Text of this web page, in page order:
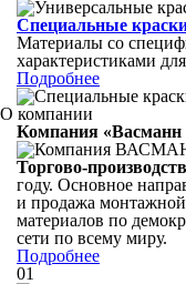
Специальные
Материалы со
характеристиками
Подробнее
О компании
Компания
Торгово-
году. Основное
и продажа
материалов по
сети по всему миру.
Подробнее
01